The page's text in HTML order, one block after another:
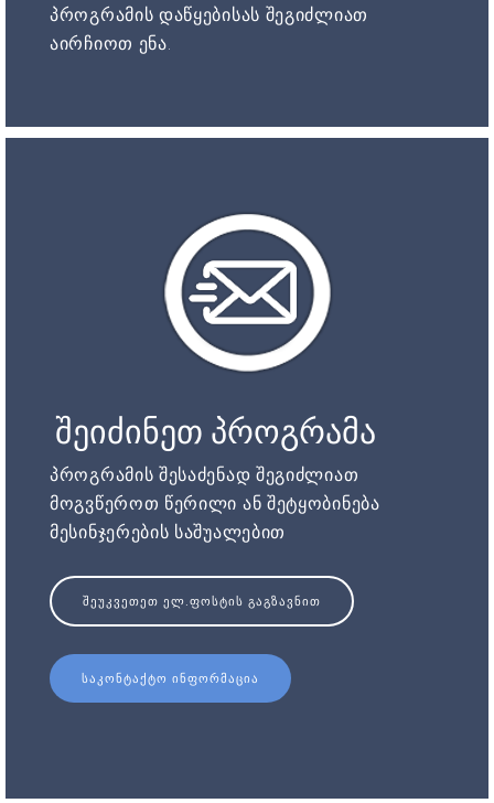
პროგრამის დაწყებისას შეგიძლიათ
აირჩიოთ ენა.
შეიძინეთ პროგრამა
პროგრამის შესაძენად შეგიძლიათ
მოგვწეროთ წერილი ან შეტყობინება
მესინჯერების საშუალებით
ᲨᲔᲣᲙᲕᲔᲗᲔᲗ ᲔᲚ.ᲤᲝᲡᲢᲘᲡ ᲒᲐᲒᲖᲐᲕᲜᲘᲗ
ᲡᲐᲙᲝᲜᲢᲐᲥᲢᲝ ᲘᲜᲤᲝᲠᲛᲐᲪᲘᲐ